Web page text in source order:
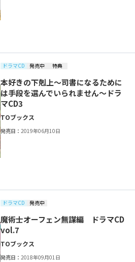
ドラマCD 発売中 特典
本好きの下剋上～司書になるために
は手段を選んでいられません～ドラ
マCD3
TOブックス
発売日：2019年06月10日
ドラマCD 発売中
魔術士オーフェン無謀編 ドラマCD
vol.7
TOブックス
発売日：2018年09月01日